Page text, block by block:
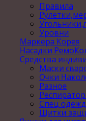
Правила
Уровни
Маркера Корея
Насадки
Средства
Маски
Очки
Разное
Спец
Щитки